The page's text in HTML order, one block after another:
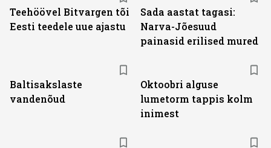
Teehöövel Bitvargen tõi
Eesti teedele uue ajastu
Sada aastat tagasi:
Narva-Jõesuud
painasid erilised mured
Baltisakslaste
vandenõud
Oktoobri alguse
lumetorm tappis kolm
inimest